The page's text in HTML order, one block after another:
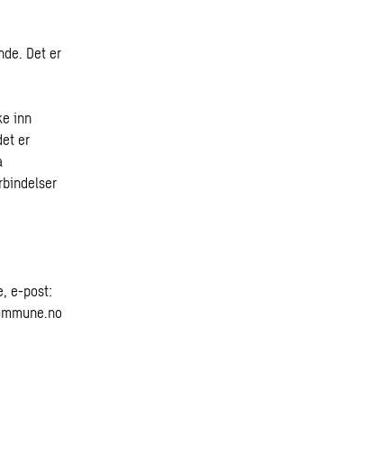
Det er
inn
er
e-post: